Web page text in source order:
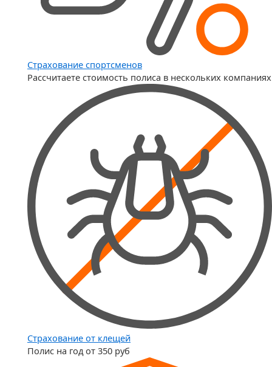
Страхование спортсменов
Рассчитаете стоимость полиса в нескольких компаниях
Страхование от клещей
Полис на год от 350 руб